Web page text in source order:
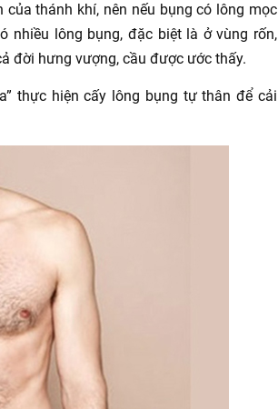
thánh khí, nên nếu bụng có lông mọc
nhiều lông bụng, đặc biệt là ở vùng rốn,
đời hưng vượng, cầu được ước thấy.
thực hiện cấy lông bụng tự thân để cải